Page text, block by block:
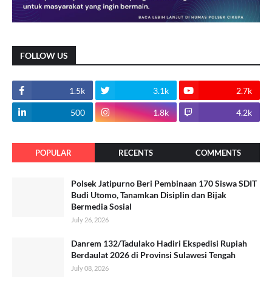
FOLLOW US
1.5k 3.1k 2.7k
500 1.8k 4.2k
POPULAR RECENTS COMMENTS
Polsek Jatipurno Beri Pembinaan 170 Siswa SDIT
Budi Utomo, Tanamkan Disiplin dan Bijak
Bermedia Sosial
July 26, 2026
Danrem 132/Tadulako Hadiri Ekspedisi Rupiah
Berdaulat 2026 di Provinsi Sulawesi Tengah
July 08, 2026